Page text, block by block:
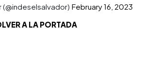
(@indeselsalvador) February 16, 2023
A LA PORTADA